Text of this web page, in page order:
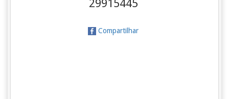
29915445
Compartilhar